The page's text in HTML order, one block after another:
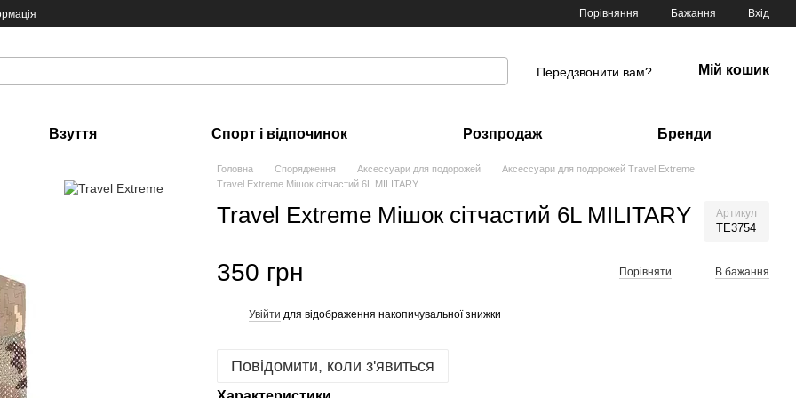
Порівняння Бажання Вхід
Передзвонити вам? Мій кошик
Взуття Спорт і відпочинок Розпродаж Бренди
Головна Спорядження Аксессуари для подорожей
Аксессуари для подорожей Travel Extreme
Travel Extreme Мішок сітчастий 6L MILITARY
Travel Extreme Мішок сітчастий 6L MILITARY Артикул
TE3754
350 грн Порівняти В бажання
Увійти для відображення накопичувальної знижки
Повідомити, коли з'явиться